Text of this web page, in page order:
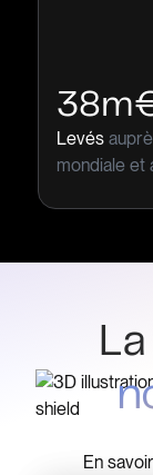
Levés
mondiale et
En